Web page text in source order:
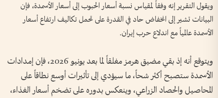
ويقول التقرير إنه وفقاً لمقياس نسبة أسعار الحبوب إلى أسعار الأسمدة، فإن
البيانات تشير إلى انخفاض حاد في القدرة على تحمل تكاليف ارتفاع أسعار
الأسمدة عالمياً مع اندلاع حرب إيران.
ويتوقع أنه إذ بقي مضيق هرمز مغلقاً لما بعد يونيو 2026، فإن إمدادات
الأسمدة ستصبح أكثر شحاً، ما سيؤدي إلى تأثيرات أوسع نطاقاً على
المحاصيل والحصاد الزراعي، وينعكس بدوره على تضخم أسعار الغذاء،